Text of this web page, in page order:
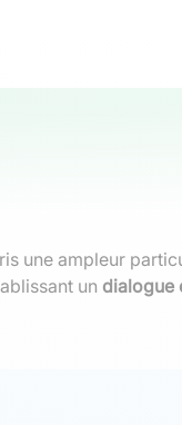
une ampleur
un dialogue